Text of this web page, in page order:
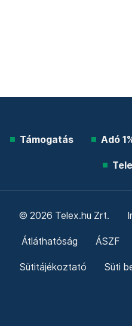
Támogatás Adó
© 2026 Telex.hu Zrt.
Átláthatóság ÁSZF
Sütitájékoztató Süti